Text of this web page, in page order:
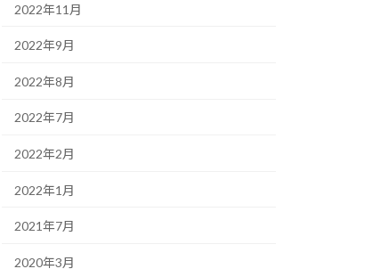
2022年11月
2022年9月
2022年8月
2022年7月
2022年2月
2022年1月
2021年7月
2020年3月